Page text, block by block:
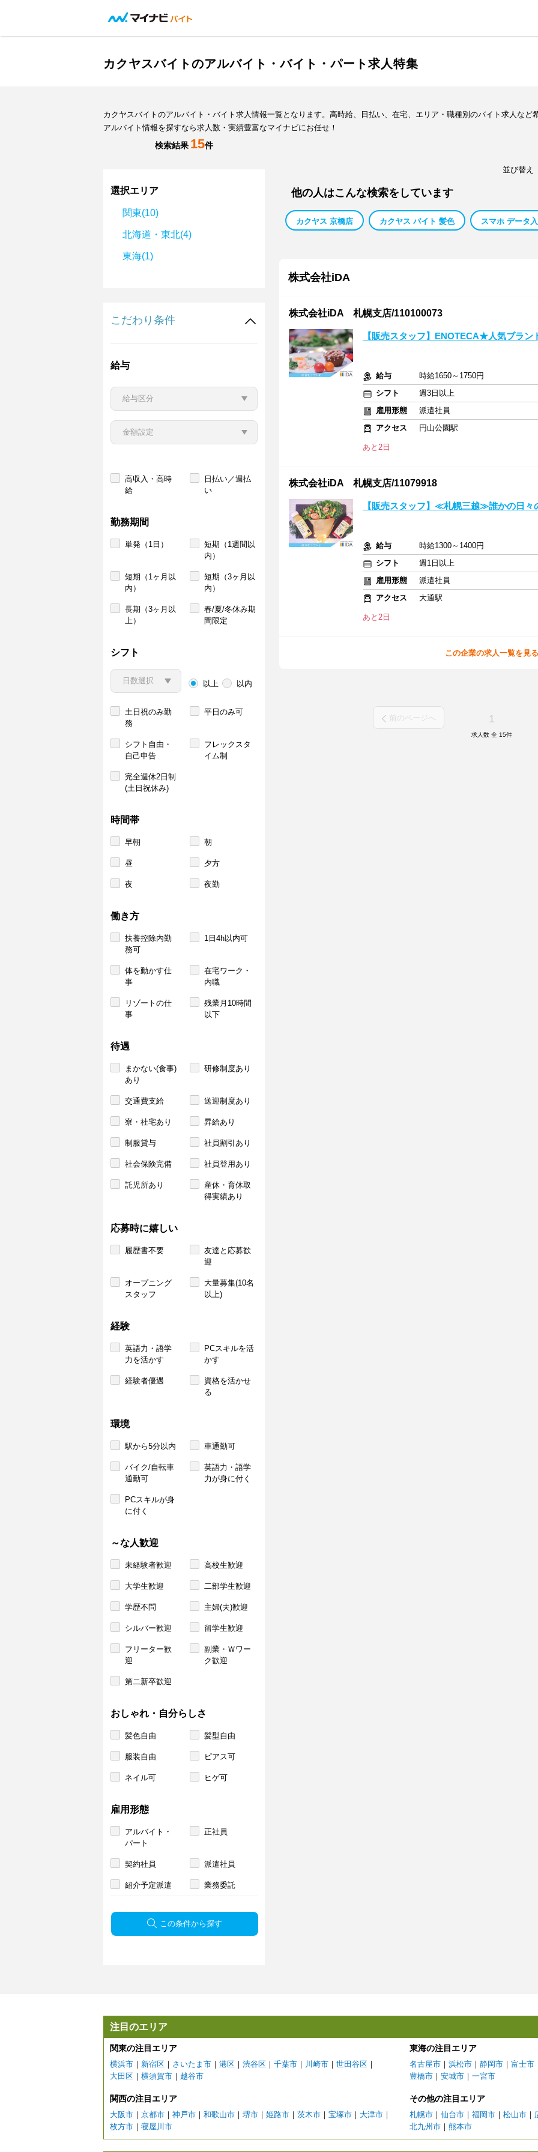
カクヤスバイトのアルバイト・バイト・パート求人特集
カクヤスバイトのアルバイト・バイト求人情報一覧となります。高時給、日払い、在宅、エリア・職種別のバイト求人など
アルバイト情報を探すなら求人数・実績豊富なマイナビにお任せ！
検索結果 15件
選択エリア
関東(10)
北海道・東北(4)
東海(1)
こだわり条件
給与
高収入・高時
給
日払い／週払
い
勤務期間
単発（1日）
短期（1週間以
内）
短期（1ヶ月以
内）
短期（3ヶ月以
内）
長期（3ヶ月以
上）
春/夏/冬休み期
間限定
シフト
以上 以内
土日祝のみ勤
務
平日のみ可
シフト自由・
自己申告
フレックスタ
イム制
完全週休2日制
(土日祝休み)
時間帯
早朝 朝
昼 夕方
夜 夜勤
働き方
扶養控除内勤
務可
1日4h以内可
体を動かす仕
事
在宅ワーク・
内職
リゾートの仕
事
残業月10時間
以下
待遇
まかない(食事)
あり
研修制度あり
交通費支給 送迎制度あり
寮・社宅あり 昇給あり
制服貸与 社員割引あり
社会保険完備 社員登用あり
託児所あり
産休・育休取
得実績あり
応募時に嬉しい
履歴書不要
友達と応募歓
迎
オープニング
スタッフ
大量募集(10名
以上)
経験
英語力・語学
力を活かす
PCスキルを活
かす
経験者優遇
資格を活かせ
る
環境
駅から5分以内 車通勤可
バイク/自転車
通勤可
英語力・語学
力が身に付く
PCスキルが身
に付く
～な人歓迎
未経験者歓迎 高校生歓迎
大学生歓迎 二部学生歓迎
学歴不問 主婦(夫)歓迎
シルバー歓迎 留学生歓迎
フリーター歓
迎
副業・Ｗワー
ク歓迎
第二新卒歓迎
おしゃれ・自分らしさ
髪色自由 髪型自由
服装自由 ピアス可
ネイル可 ヒゲ可
雇用形態
アルバイト・
パート
正社員
契約社員 派遣社員
紹介予定派遣 業務委託
この条件から探す
並び替え
他の人はこんな検索をしています
カクヤス 京橋店 カクヤス バイト 髪色 スマホ データ
株式会社iDA
株式会社iDA 札幌支店/110100073
【販売スタッフ】ENOTECA★人気ブラン
給与
時給1650～1750円
シフト
週3日以上
雇用形態
派遣社員
アクセス
円山公園駅
あと2日
株式会社iDA 札幌支店/11079918
【販売スタッフ】≪札幌三越≫誰かの日
給与
時給1300～1400円
シフト
週1日以上
雇用形態
派遣社員
アクセス
大通駅
あと2日
この企業の求人一覧を見る
前のページへ 1
求人数 全 15件
注目のエリア
関東の注目エリア 東海の注目エリア
横浜市 ｜ 新宿区 ｜ さいたま市 ｜ 港区 ｜ 渋谷区 ｜ 千葉市 ｜ 川崎市 ｜ 世田谷区 ｜
大田区 ｜ 横須賀市 ｜ 越谷市
名古屋市 ｜ 浜松市 ｜ 静岡市 ｜ 富士市
豊橋市 ｜ 安城市 ｜ 一宮市
関西の注目エリア その他の注目エリア
大阪市 ｜ 京都市 ｜ 神戸市 ｜ 和歌山市 ｜ 堺市 ｜ 姫路市 ｜ 茨木市 ｜ 宝塚市 ｜ 大津市 ｜
枚方市 ｜ 寝屋川市
札幌市 ｜ 仙台市 ｜ 福岡市 ｜ 松山市 ｜
北九州市 ｜ 熊本市